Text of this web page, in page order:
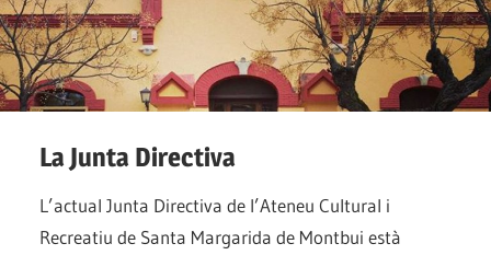
La Junta Directiva
L’actual Junta Directiva de l’Ateneu Cultural i
Recreatiu de Santa Margarida de Montbui està